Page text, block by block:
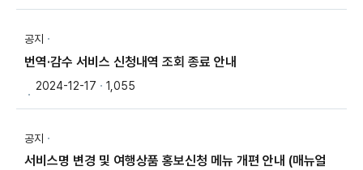
공지
번역·감수 서비스 신청내역 조회 종료 안내
2024-12-17 1,055
공지
서비스명 변경 및 여행상품 홍보신청 메뉴 개편 안내 (매뉴얼